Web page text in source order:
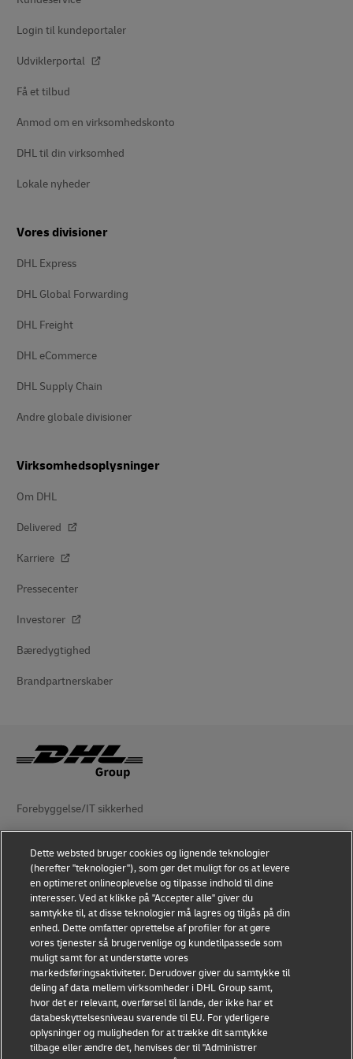
Login til kundeportaler
Udviklerportal
Få et tilbud
Anmod om en virksomhedskonto
DHL til din virksomhed
Lokale nyheder
Vores divisioner
DHL Express
DHL Global Forwarding
DHL Freight
DHL eCommerce
DHL Supply Chain
Andre globale divisioner
Virksomhedsoplysninger
Om DHL
Delivered
Karriere
Pressecenter
Investorer
Bæredygtighed
Brandpartnerskaber
Forebyggelse/IT sikkerhed
Anvendelsesvilkår
Fortrolighedserklæring
Tilgængelighed
Yderligere oplysninger
Indstillinger for cookies
Følg os
Dette websted bruger cookies og lignende teknologier
(herefter "teknologier"), som gør det muligt for os at levere
en optimeret onlineoplevelse og tilpasse indhold til dine
interesser. Ved at klikke på "Accepter alle" giver du
samtykke til, at disse teknologier må lagres og tilgås på din
enhed. Dette omfatter oprettelse af profiler for at gøre
vores tjenester så brugervenlige og kundetilpassede som
muligt samt for at understøtte vores
markedsføringsaktiviteter. Derudover giver du samtykke til
deling af data mellem virksomheder i DHL Group samt,
hvor det er relevant, overførsel til lande, der ikke har et
databeskyttelsesniveau svarende til EU. For yderligere
oplysninger og muligheden for at trække dit samtykke
tilbage eller ændre det, henvises der til "Administrer